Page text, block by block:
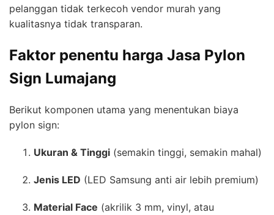
pelanggan tidak terkecoh vendor murah yang
kualitasnya tidak transparan.
Faktor penentu harga Jasa Pylon
Sign Lumajang
Berikut komponen utama yang menentukan biaya
pylon sign:
Ukuran & Tinggi (semakin tinggi, semakin mahal)
Jenis LED (LED Samsung anti air lebih premium)
Material Face (akrilik 3 mm, vinyl, atau